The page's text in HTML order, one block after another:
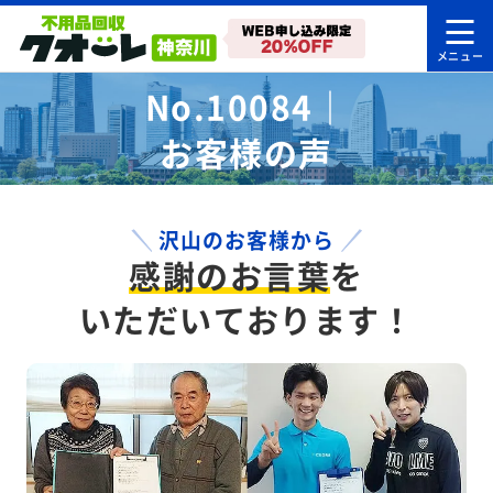
No.10084｜
お客様の声
沢山のお客様から
感謝のお言葉を
いただいております！